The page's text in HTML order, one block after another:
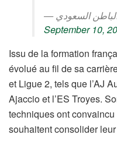
September 10,
Issu de la formation
évolué au fil de sa
et Ligue 2, tels que l’AJ
Ajaccio et l’ES Troyes.
techniques ont
souhaitent consolider